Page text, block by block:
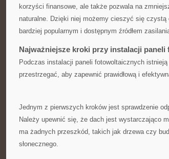
korzyści finansowe,⁣ ale⁢ także ‍pozwala na
naturalne. Dzięki niej możemy cieszyć się czystą
bardziej ⁤popularnym i dostępnym źródłem
Najważniejsze kroki‌ przy⁣ instalacji
Podczas instalacji paneli fotowoltaicznych‍
przestrzegać, aby zapewnić prawidłową i
Jednym z pierwszych kroków jest sprawdzenie
Należy upewnić ‌się, że dach‍ jest wystarczająco
ma ⁣żadnych⁤ przeszkód, takich jak drzewa czy
słonecznego.